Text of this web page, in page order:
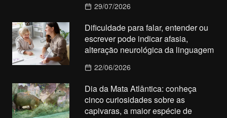
29/07/2026
Dificuldade para falar, entender ou
escrever pode indicar afasia,
alteração neurológica da linguagem
22/06/2026
Dia da Mata Atlântica: conheça
cinco curiosidades sobre as
capivaras, a maior espécie de